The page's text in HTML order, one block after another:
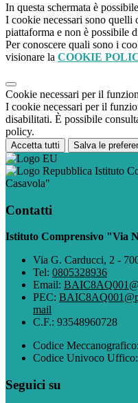
In questa schermata è
I cookie necessari sono quelli
piattaforma e non è possibile
Per conoscere quali sono i
visionare la COOKIE
Cookie necessari per il
I cookie necessari per il
disabilitati. È possibile
policy.
Accetta tutti Salva le
Istituto
Casavola"
Contatti
Istituto Comprensivo "Via
Via G. Carducci, 2 -
Tel: 0805328936
Email:
PEC:
mail
C.F.: 93548960728
Codice
Codice Univoco
Seguici su